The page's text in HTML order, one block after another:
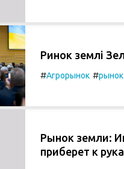
Ринок землі
#Агрорынок #
Рынок земли:
приберет к